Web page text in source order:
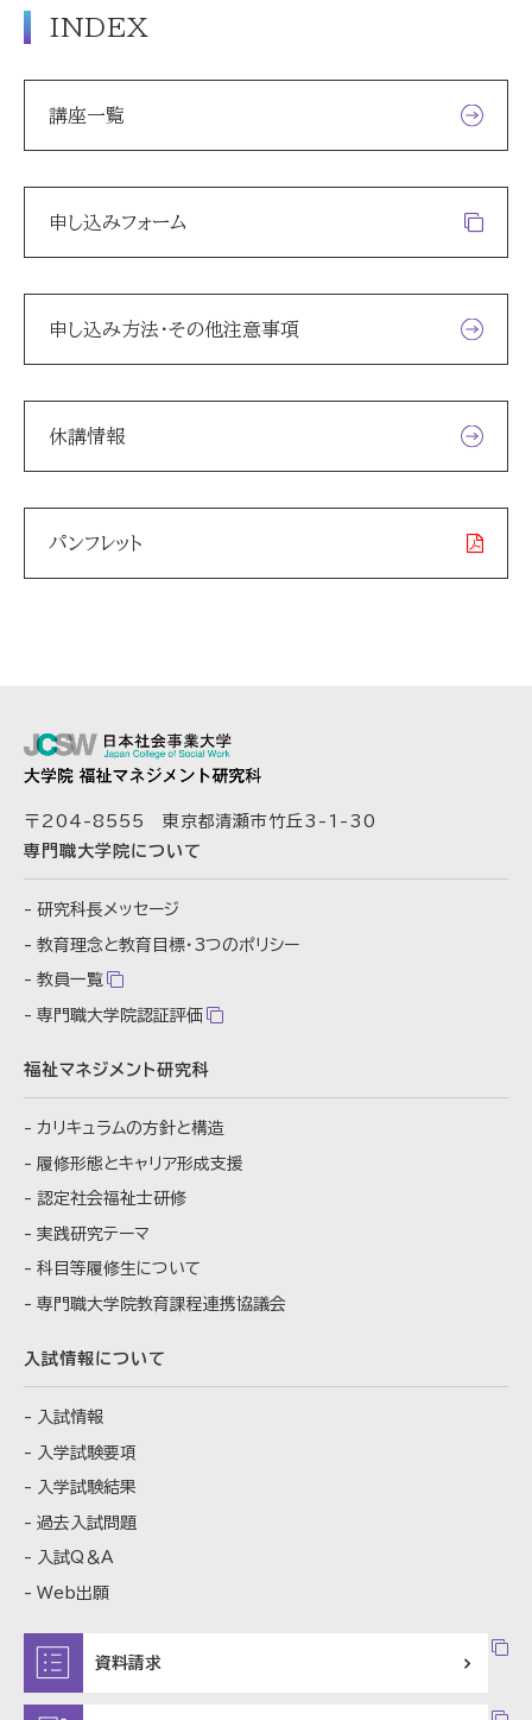
INDEX
講座一覧
申し込みフォーム
申し込み方法・その他注意事項
休講情報
パンフレット
〒204-8555 東京都清瀬市竹丘3-1-30
専門職大学院について
研究科長メッセージ
教育理念と教育目標・ 3つのポリシー
教員一覧
専門職大学院認証評価
福祉マネジメント研究科
カリキュラムの方針と構造
履修形態とキャリア形成支援
認定社会福祉士研修
実践研究テーマ
科目等履修生について
専門職大学院教育課程連携協議会
入試情報について
入試情報
入学試験要項
入学試験結果
過去入試問題
入試Q＆A
Web出願
資料請求